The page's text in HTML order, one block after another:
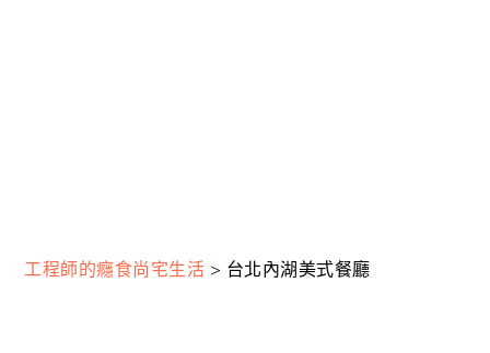
工程師的癮食尚宅生活 > 台北內湖美式餐廳